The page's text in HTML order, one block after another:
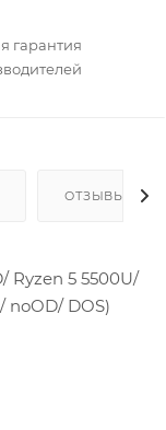
гарантия
ОТЗЫВЫ
Ryzen 5 5500U/
noOD/ DOS)